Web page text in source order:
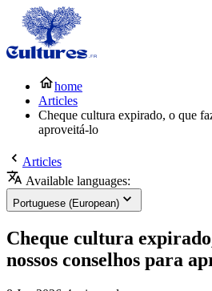
home
Articles
Cheque cultura expirado, o que
aproveitá-lo
Articles
Available languages:
Portuguese (European)
Cheque cultura
nossos conselhos para